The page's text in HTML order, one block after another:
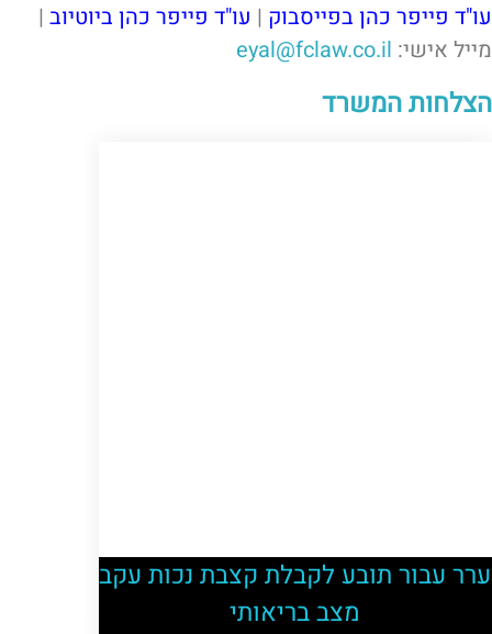
עו"ד פייפר כהן בפייסבוק | עו"ד פייפר כהן ביוטיוב |
מייל אישי: eyal@fclaw.co.il
הצלחות המשרד
ערר עבור תובע לקבלת קצבת נכות עקב
מצב בריאותי